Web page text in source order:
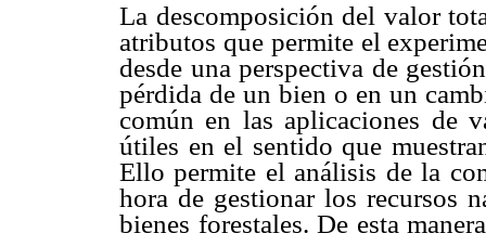
La descomposición del valor
atributos que permite el
desde una perspectiva de
pérdida de un bien o en un
común en las aplicaciones de
útiles en el sentido que
Ello permite el análisis de la
hora de gestionar los recursos
bienes forestales. De esta